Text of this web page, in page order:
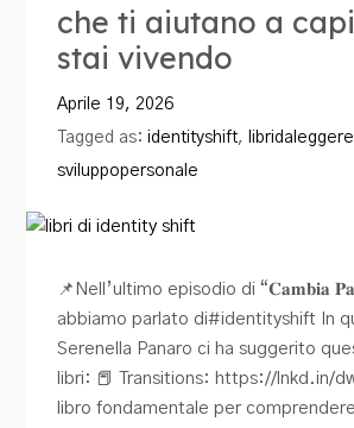
che ti aiutano a
stai vivendo
Aprile 19, 2026
Tagged as:identityshift, libridaleggere
sviluppopersonale
📌Nell’ultimo episodio di “𝐂𝐚𝐦𝐛𝐢𝐚
abbiamo parlato di#identityshift In
Serenella Panaro ci ha suggerito
libri: 📕 Transitions: https://lnkd.in/
libro fondamentale per